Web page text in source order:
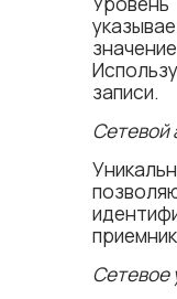
записи.
Сетевой
Сетевое